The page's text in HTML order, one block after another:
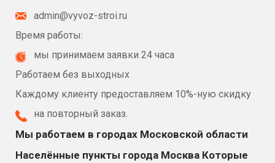
admin@vyvoz-stroi.ru
Время работы:
мы принимаем заявки 24 часа
Работаем без выходных
Каждому клиенту предоставляем 10%-ную скидку
на повторный заказ.
Мы работаем в городах Московской области
Населённые пункты города Москва Которые